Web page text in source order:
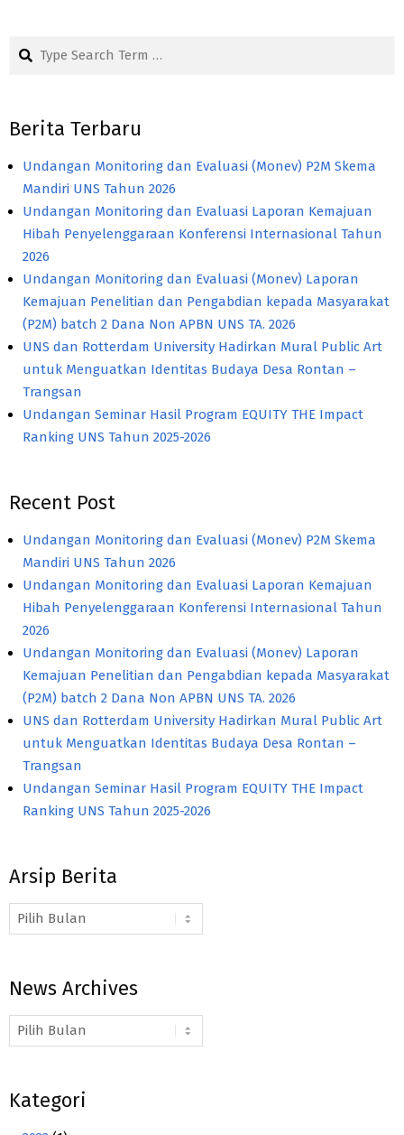
Search
Berita Terbaru
Undangan Monitoring dan Evaluasi (Monev) P2M Skema
Mandiri UNS Tahun 2026
Undangan Monitoring dan Evaluasi Laporan Kemajuan
Hibah Penyelenggaraan Konferensi Internasional Tahun
2026
Undangan Monitoring dan Evaluasi (Monev) Laporan
Kemajuan Penelitian dan Pengabdian kepada Masyarakat
(P2M) batch 2 Dana Non APBN UNS TA. 2026
UNS dan Rotterdam University Hadirkan Mural Public Art
untuk Menguatkan Identitas Budaya Desa Rontan –
Trangsan
Undangan Seminar Hasil Program EQUITY THE Impact
Ranking UNS Tahun 2025-2026
Recent Post
Undangan Monitoring dan Evaluasi (Monev) P2M Skema
Mandiri UNS Tahun 2026
Undangan Monitoring dan Evaluasi Laporan Kemajuan
Hibah Penyelenggaraan Konferensi Internasional Tahun
2026
Undangan Monitoring dan Evaluasi (Monev) Laporan
Kemajuan Penelitian dan Pengabdian kepada Masyarakat
(P2M) batch 2 Dana Non APBN UNS TA. 2026
UNS dan Rotterdam University Hadirkan Mural Public Art
untuk Menguatkan Identitas Budaya Desa Rontan –
Trangsan
Undangan Seminar Hasil Program EQUITY THE Impact
Ranking UNS Tahun 2025-2026
Arsip Berita
Arsip
Berita
News Archives
News
Archives
Kategori